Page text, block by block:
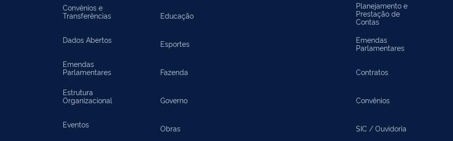
Convênios e
Transferências
Dados Abertos
Emendas
Parlamentares
Estrutura
Organizacional
Eventos
Educação
Esportes
Fazenda
Governo
Obras
Planejamento e
Prestação de
Contas
Emendas
Parlamentares
Contratos
Convênios
SIC / Ouvidoria